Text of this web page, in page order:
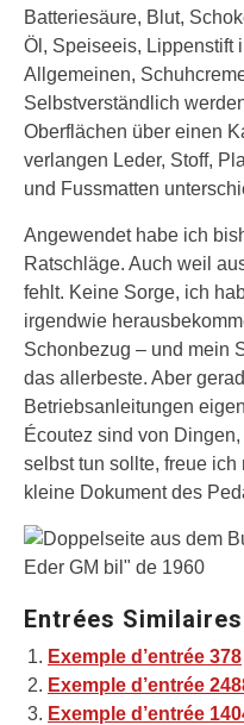
Batteriesäure, Blut,
Öl, Speiseeis, Lippenstift
Allgemeinen,
Selbstverständlich
Oberflächen über einen
verlangen Leder, Stoff,
und Fussmatten
Angewendet habe ich
Ratschläge. Auch weil
fehlt. Keine Sorge, ich
irgendwie
Schonbezug – und mein
das allerbeste. Aber
Betriebsanleitungen
Écoutez sind von
selbst tun sollte, freue
kleine Dokument des
Entrées
Exemple d’entrée 378
Exemple d’entrée
Exemple d’entrée